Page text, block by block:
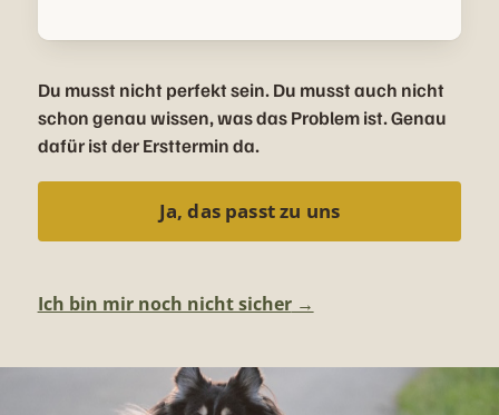
Du musst nicht perfekt sein. Du musst auch nicht
schon genau wissen, was das Problem ist. Genau
dafür ist der Ersttermin da.
Ja, das passt zu uns
Ich bin mir noch nicht sicher